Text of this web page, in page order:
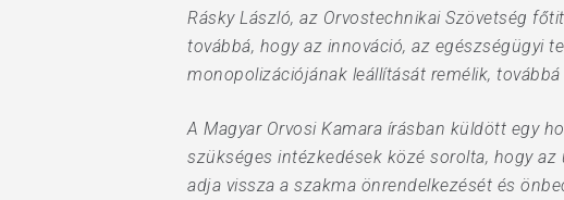
Rásky László, az Orvostechnikai Szövetség
továbbá, hogy az innováció, az egészségügyi
monopolizációjának leállítását remélik,
A Magyar Orvosi Kamara írásban küldött egy
szükséges intézkedések közé sorolta, hogy
adja vissza a szakma önrendelkezését és